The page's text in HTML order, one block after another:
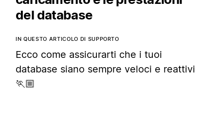
del database
IN QUESTO ARTICOLO DI SUPPORTO
Ecco come assicurarti che i tuoi
database siano sempre veloci e reattivi
🏃🏼